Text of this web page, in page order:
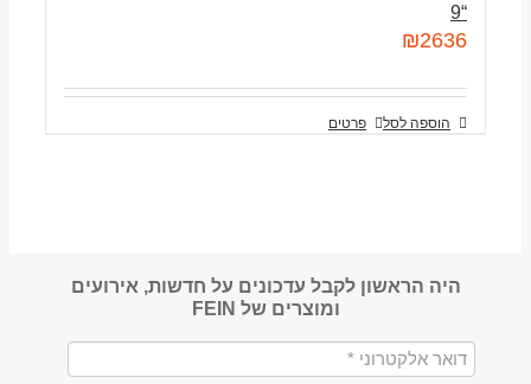
“9
₪2636
הוספה לסל פרטים
היה הראשון לקבל עדכונים על חדשות, אירועים
ומוצרים של FEIN